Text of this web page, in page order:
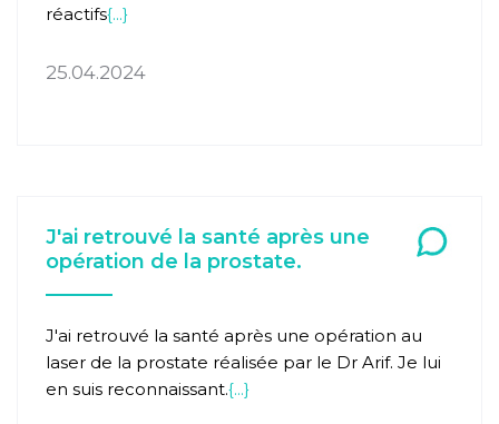
réactifs{...}
25.04.2024
J'ai retrouvé la santé après une
opération de la prostate.
J'ai retrouvé la santé après une opération au
laser de la prostate réalisée par le Dr Arif. Je lui
en suis reconnaissant.{...}